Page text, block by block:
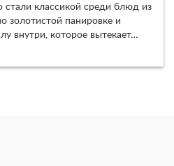
стали классикой среди блюд из
золотистой панировке и
внутри, которое вытекает…